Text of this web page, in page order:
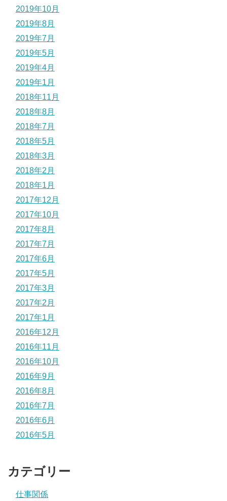
2019年10月
2019年8月
2019年7月
2019年5月
2019年4月
2019年1月
2018年11月
2018年8月
2018年7月
2018年5月
2018年3月
2018年2月
2018年1月
2017年12月
2017年10月
2017年8月
2017年7月
2017年6月
2017年5月
2017年3月
2017年2月
2017年1月
2016年12月
2016年11月
2016年10月
2016年9月
2016年8月
2016年7月
2016年6月
2016年5月
カテゴリー
仕事関係